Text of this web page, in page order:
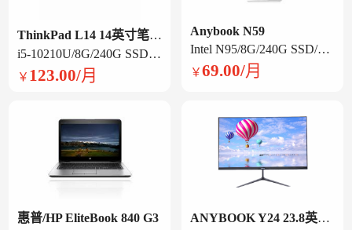
ThinkPad L14 14英寸笔记本电脑
i5-10210U/8G/240G SSD /集显/14英寸
￥ 123.00/月
Anybook N59
Intel N95/8G/240G SSD/集显/23.8英寸旋转一体机
￥69.00/月
惠普/HP EliteBook 840 G3 ANYBOOK Y24 23.8英寸一体机